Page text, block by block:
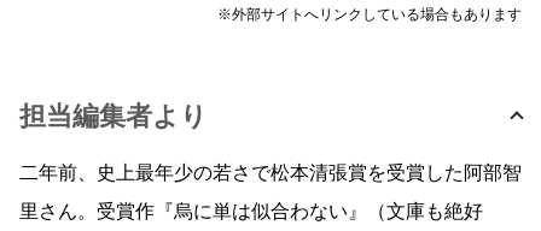
※外部サイトへリンクしている場合もあります
担当編集者より
二年前、史上最年少の若さで松本清張賞を受賞した阿部智
里さん。受賞作『烏に単は似合わない』（文庫も絶好